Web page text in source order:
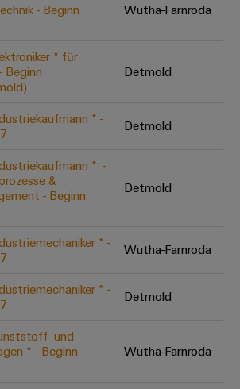
- Beginn
Wutha-Farnroda
* für
Beginn
Detmold
* -
Detmold
* ​ -
&
- Beginn
Detmold
* -
Wutha-Farnroda
* -
Detmold
und
* - Beginn
Wutha-Farnroda